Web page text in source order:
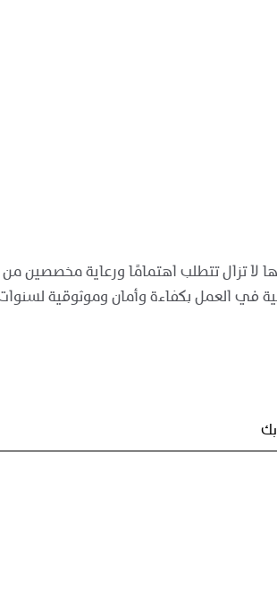
أنها لا تزال تتطلب اهتمامًا ورعاية مخصصين
في العمل بكفاءة وأمان وموثوقية